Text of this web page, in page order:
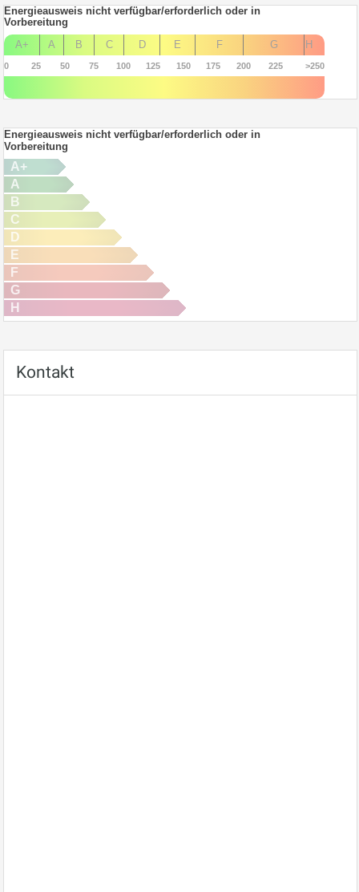
Energieausweis nicht verfügbar/erforderlich oder in
Vorbereitung
A+
A B C D E F G H
0 25 50 75 100 125 150 175 200 225 >250
Energieausweis nicht verfügbar/erforderlich oder in
Vorbereitung
A+
A
B
C
D
E
F
G
H
Kontakt